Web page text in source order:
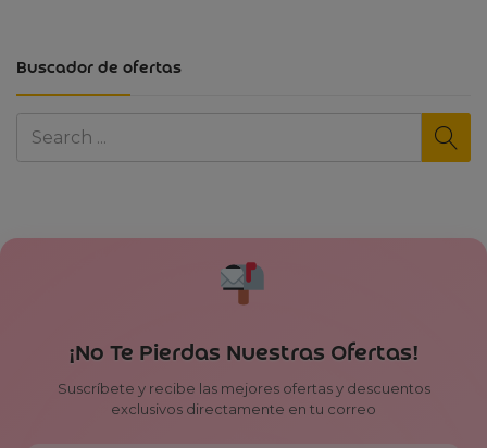
Buscador de ofertas
¡No Te Pierdas Nuestras Ofertas!
Suscríbete y recibe las mejores ofertas y descuentos
exclusivos directamente en tu correo